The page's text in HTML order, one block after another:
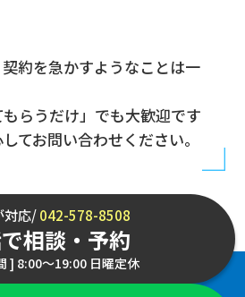
約を急かすようなことは一
もらうだけ」でも大歓迎です
てお問い合わせください。
対応/042-578-8508
相談・予約
] 8:00～19:00 日曜定休